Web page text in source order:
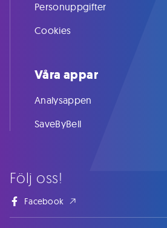
Följ oss!
Facebook
Personuppgifter
Cookies
Våra appar
Analysappen
SaveByBell